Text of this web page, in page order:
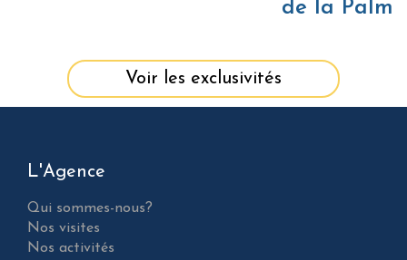
de la Palm
Voir les exclusivités
L'Agence
Qui sommes-nous?
Nos visites
Nos activités